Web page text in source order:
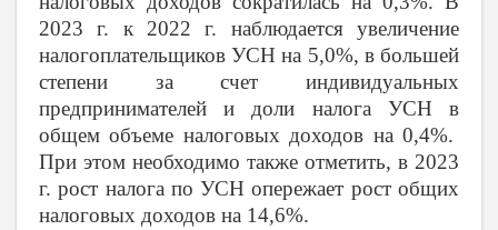
2023 г. к 2022 г. наблюдается увеличение
налогоплательщиков УСН на 5,0%, в большей
степени за счет индивидуальных
предпринимателей и доли налога УСН в
общем объеме налоговых доходов на 0,4%.
При этом необходимо также отметить, в 2023
г. рост налога по УСН опережает рост общих
налоговых доходов на 14,6%.